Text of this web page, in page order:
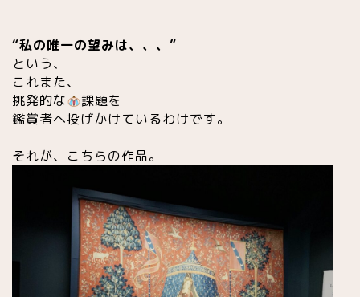
“私の唯一の望みは、、、”
という、
これまた、
挑発的な
課題を
鑑賞者へ投げかけているわけです。
それが、こちらの作品。